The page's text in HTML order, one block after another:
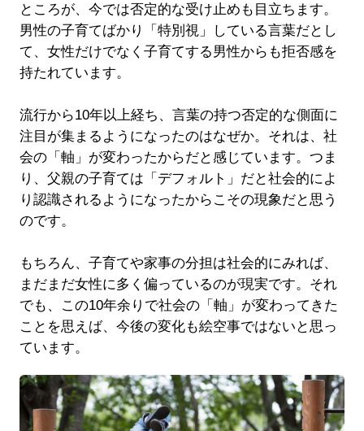
ところが、今では否定的な受け止めも目立ちます。
男性の子育てばかり「特別視」している言葉だとし
て、女性だけでなく子育てする男性からも拒否感を
持たれています。
流行から10年以上経ち、言葉の持つ否定的な側面に
注目が集まるようになったのはなぜか。それは、社
会の「軸」が変わったからだと感じています。つま
り、父親の子育ては「デフォルト」だと社会的によ
り認識されるようになったからこその現象だと思う
のです。
もちろん、子育てや家事の分担は社会的にみれば、
まだまだ女性に多く偏っているのが現実です。それ
でも、この10年余りで社会の「軸」が変わってきた
ことを思えば、今後の変化も絵空事ではないと思っ
ています。